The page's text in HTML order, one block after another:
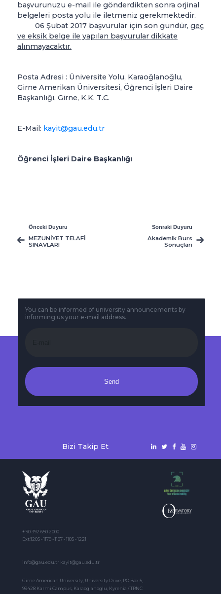
başvurunuzu e-mail ile gönderdikten sonra orjinal
belgeleri posta yolu ile iletmeniz gerekmektedir.
06 Şubat 2017 başvurular için son gündür, geç
ve eksik belge ile yapılan başvurular dikkate
alınmayacaktır.
Posta Adresi : Üniversite Yolu, Karaoğlanoğlu,
Girne Amerikan Üniversitesi, Öğrenci İşleri Daire
Başkanlığı, Girne, K.K. T.C.
E-Mail: kayit@gau.edu.tr
Öğrenci İşleri Daire Başkanlığı
Önceki Duyuru
MEZUNİYET TELAFİ
SINAVLARI
Sonraki Duyuru
Akademik Burs
Sonuçları
You can be informed of university announcements by
informing us your e-mail address.
Send
Bizi Takip Et
+ 90 392 650 2000
Ext:1205 - 1179 - 1187 - 1185 - 1221
info@gau.edu.tr kayit@gau.edu.tr
Girne American University, University Drive, PO Box 5,
99428 Karmi Campus, Karaoglanoglu, Kyrenia / TRNC